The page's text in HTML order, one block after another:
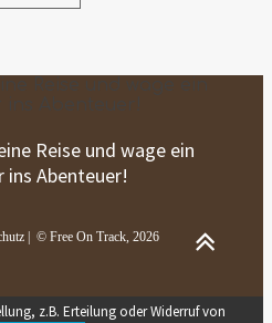
Reise und wage ein
ins Abenteuer!
| © Free On Track, 2026
z.B. Erteilung oder Widerruf von